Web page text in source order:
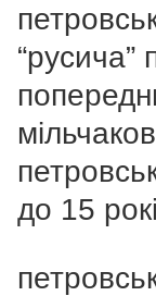
“русича”
до 15